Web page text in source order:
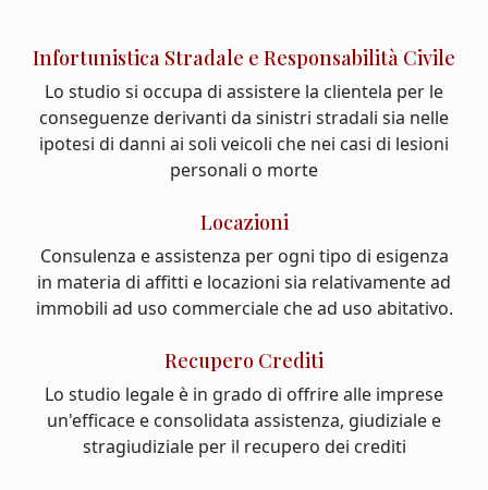
Infortunistica Stradale e Responsabilità Civile
Lo studio si occupa di assistere la clientela per le
conseguenze derivanti da sinistri stradali sia nelle
ipotesi di danni ai soli veicoli che nei casi di lesioni
personali o morte
Locazioni
Consulenza e assistenza per ogni tipo di esigenza
in materia di affitti e locazioni sia relativamente ad
immobili ad uso commerciale che ad uso abitativo.
Recupero Crediti
Lo studio legale è in grado di offrire alle imprese
un'efficace e consolidata assistenza, giudiziale e
stragiudiziale per il recupero dei crediti